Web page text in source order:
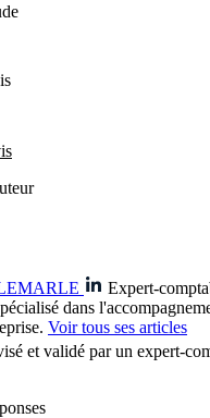
Expert-
dans
Voir tous ses articles
et validé par un expert-